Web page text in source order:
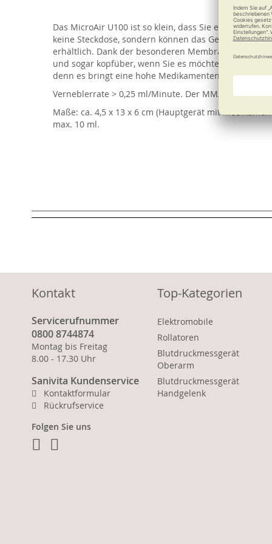
images
gallery
Das MicroAir U100 ist so klein, dass Sie es nahezu
keine Steckdose, sondern können das Gerät auch
erhältlich. Dank der besonderen Membran-
und sogar kopfüber, wenn Sie es möchten, und ist
denn es bringt eine hohe Medikamentendosis in die
Verneblerrate > 0,25 ml/Minute. Der MMAD
Maße: ca. 4,5 x 13 x 6 cm (Hauptgerät mit
max. 10 ml.
Kontakt
Servicerufnummer
0800 8744874
Montag bis Freitag
8.00 - 17.30 Uhr
Sanivita Kundenservice
Kontaktformular
Rückrufservice
Folgen Sie uns
Facebook
Top-Kategorien
Elektromobile
Rollatoren
Blutdruckmessgerät
Oberarm
Blutdruckmessgerät
Handgelenk